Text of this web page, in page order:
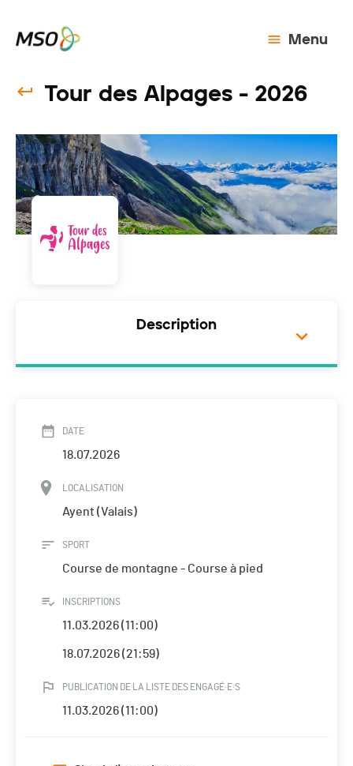
Menu
Tour des Alpages - 2026
Description
DATE
18.07.2026
LOCALISATION
Ayent (Valais)
SPORT
Course de montagne - Course à pied
INSCRIPTIONS
11.03.2026 (11:00)
18.07.2026 (21:59)
PUBLICATION DE LA LISTE DES ENGAGÉ·E·S
11.03.2026 (11:00)